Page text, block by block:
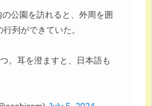
公園を訪れると、外周を囲
列ができていた。
。耳を澄ますと、日本語も